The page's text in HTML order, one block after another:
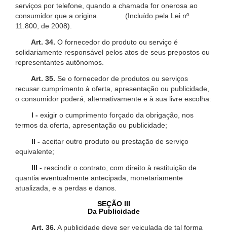
serviços por telefone, quando a chamada for onerosa ao
consumidor que a origina. (Incluído pela Lei nº
11.800, de 2008).
Art. 34. O fornecedor do produto ou serviço é
solidariamente responsável pelos atos de seus prepostos ou
representantes autônomos.
Art. 35. Se o fornecedor de produtos ou serviços
recusar cumprimento à oferta, apresentação ou publicidade,
o consumidor poderá, alternativamente e à sua livre escolha:
I - exigir o cumprimento forçado da obrigação, nos
termos da oferta, apresentação ou publicidade;
II - aceitar outro produto ou prestação de serviço
equivalente;
III - rescindir o contrato, com direito à restituição de
quantia eventualmente antecipada, monetariamente
atualizada, e a perdas e danos.
SEÇÃO III
Da Publicidade
Art. 36. A publicidade deve ser veiculada de tal forma